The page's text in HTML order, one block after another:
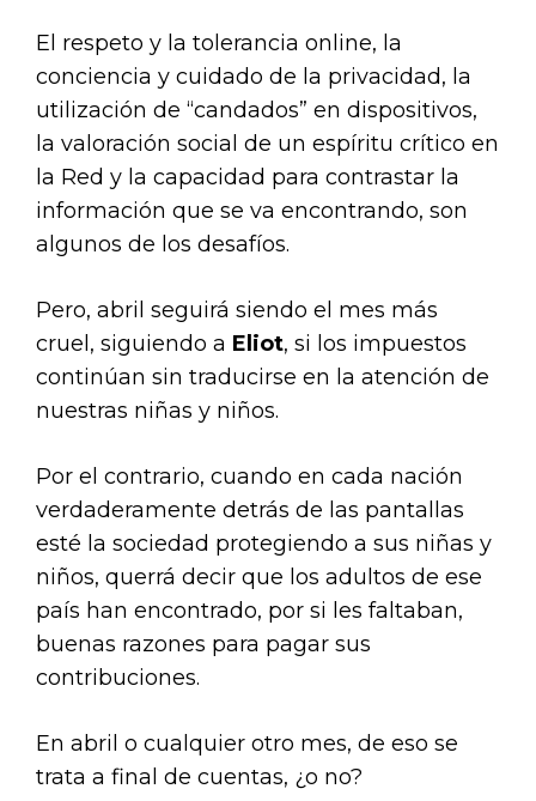
El respeto y la tolerancia online, la
conciencia y cuidado de la privacidad, la
utilización de “candados” en dispositivos,
la valoración social de un espíritu crítico en
la Red y la capacidad para contrastar la
información que se va encontrando, son
algunos de los desafíos.
Pero, abril seguirá siendo el mes más
cruel, siguiendo a Eliot, si los impuestos
continúan sin traducirse en la atención de
nuestras niñas y niños.
Por el contrario, cuando en cada nación
verdaderamente detrás de las pantallas
esté la sociedad protegiendo a sus niñas y
niños, querrá decir que los adultos de ese
país han encontrado, por si les faltaban,
buenas razones para pagar sus
contribuciones.
En abril o cualquier otro mes, de eso se
trata a final de cuentas, ¿o no?